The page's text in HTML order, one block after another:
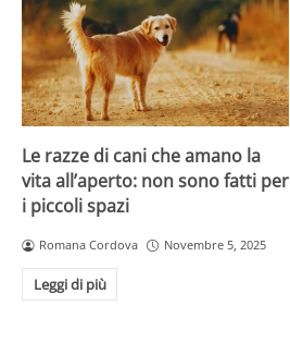
Le razze di cani che amano la
vita all’aperto: non sono fatti per
i piccoli spazi
Romana Cordova Novembre 5, 2025
Leggi di più